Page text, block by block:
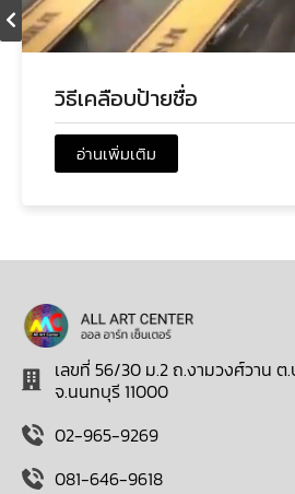
วิธีเคลือบป้ายชื่อ
อ่านเพิ่มเติม
เลขที่ 56/30 ม.2 ถ.งามวงศ์วาน ต.
จ.นนทบุรี 11000
02-965-9269
081-646-9618